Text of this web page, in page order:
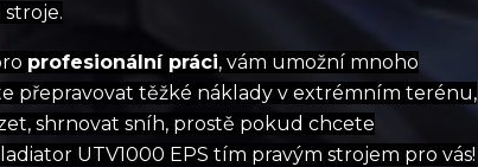
profesionální práci, vám umožní mnoho
přepravovat těžké náklady v extrémním terénu,
shrnovat sníh, prostě pokud chcete
UTV1000 EPS tím pravým strojem pro vás!